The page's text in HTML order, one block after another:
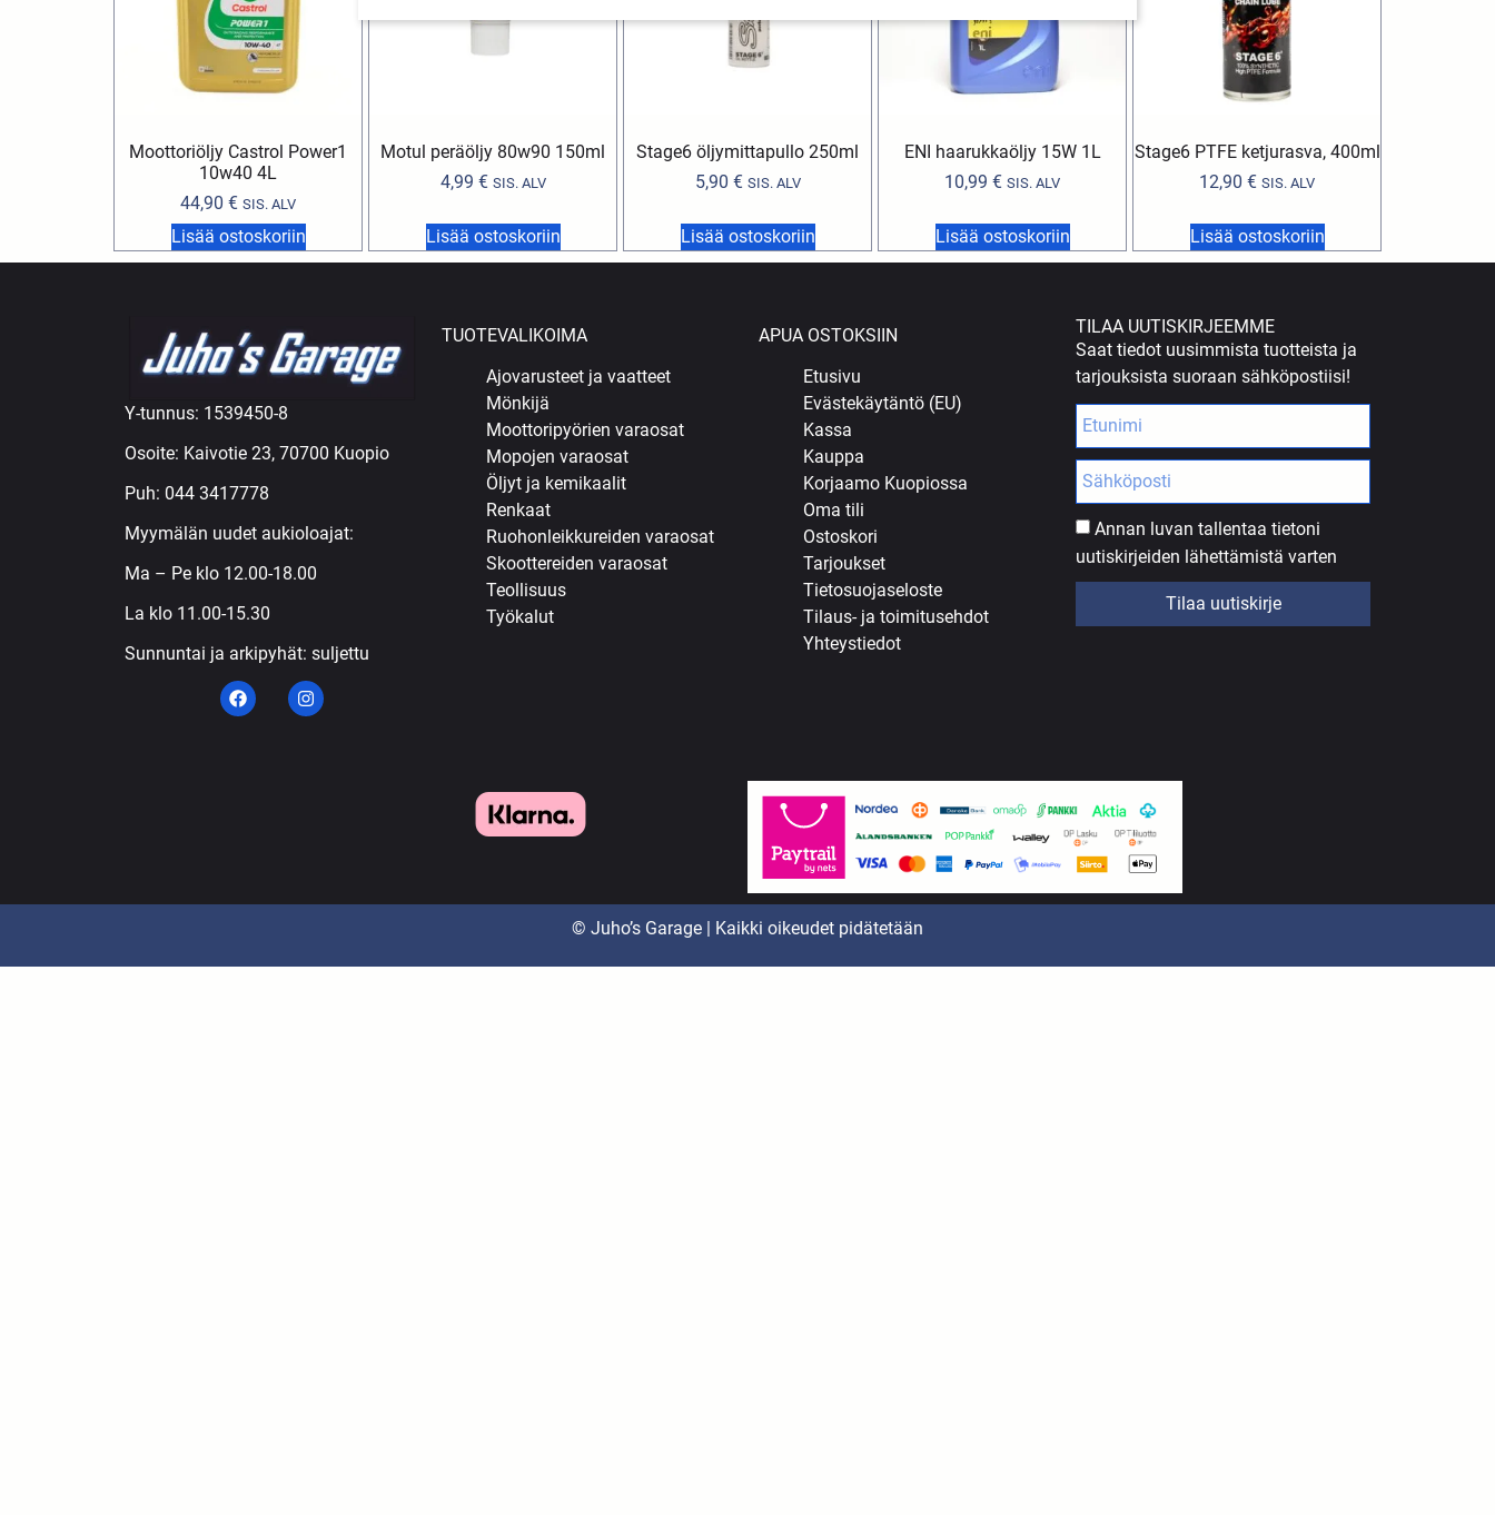
Moottoriöljy Castrol Power1
10w40 4L
44,90 € SIS. ALV
Lisää ostoskoriin
Motul peräöljy 80w90 150ml
4,99 € SIS. ALV
Lisää ostoskoriin
Stage6 öljymittapullo 250ml
5,90 € SIS. ALV
Lisää ostoskoriin
ENI haarukkaöljy 15W 1L
10,99 € SIS. ALV
Lisää ostoskoriin
Stage6 PTFE ketjurasva, 400ml
12,90 € SIS. ALV
Lisää ostoskoriin
Y-tunnus: 1539450-8
Osoite: Kaivotie 23, 70700 Kuopio
Puh: 044 3417778
Myymälän uudet aukioloajat:
Ma – Pe klo 12.00-18.00
La klo 11.00-15.30
Sunnuntai ja arkipyhät: suljettu
TUOTEVALIKOIMA
Ajovarusteet ja vaatteet
Mönkijä
Moottoripyörien varaosat
Mopojen varaosat
Öljyt ja kemikaalit
Renkaat
Ruohonleikkureiden varaosat
Skoottereiden varaosat
Teollisuus
Työkalut
APUA OSTOKSIIN
Etusivu
Evästekäytäntö (EU)
Kassa
Kauppa
Korjaamo Kuopiossa
Oma tili
Ostoskori
Tarjoukset
Tietosuojaseloste
Tilaus- ja toimitusehdot
Yhteystiedot
TILAA UUTISKIRJEEMME
Saat tiedot uusimmista tuotteista ja
tarjouksista suoraan sähköpostiisi!
Annan luvan tallentaa tietoni
uutiskirjeiden lähettämistä varten
Tilaa uutiskirje
© Juho’s Garage | Kaikki oikeudet pidätetään